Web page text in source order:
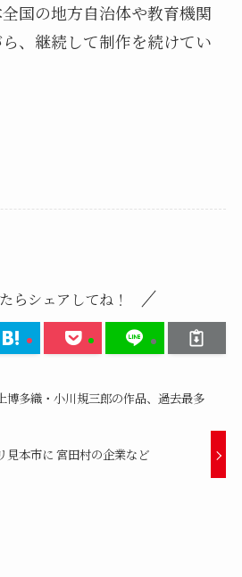
国の地方自治体や教育機関
、継続して制作を続けてい
らシェアしてね！
博多織・小川規三郎の作品、過去最多
見本市に 宮田村の企業など